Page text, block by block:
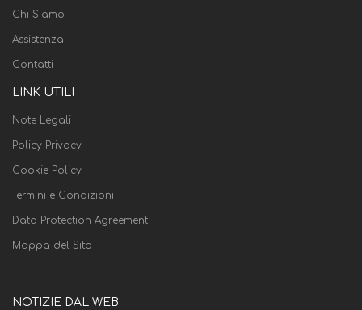
Chi Siamo
Assistenza
Contatti
LINK UTILI
Note Legali
Policy Privacy
Cookie Policy
Termini e Condizioni
Data Protection Agreement
Mappa del Sito
NOTIZIE DAL WEB